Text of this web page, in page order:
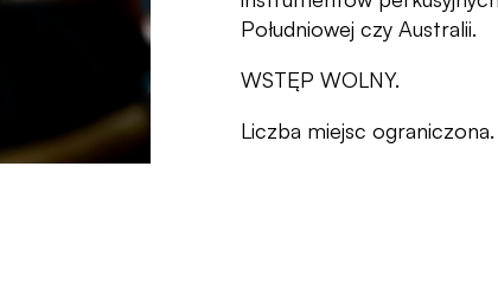
Południowej czy Australii.
WSTĘP WOLNY.
Liczba miejsc ograniczona.